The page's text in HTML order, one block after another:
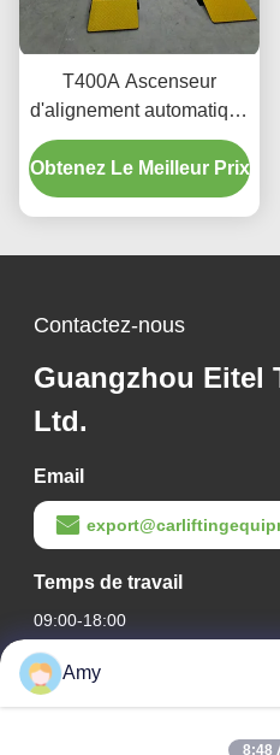
T400A Ascenseur
d'alignement automatique
de précision 380V/220V
avec conception de profil
bas
Obtenez Le Meilleur Prix
Contactez-nous
Guangzhou Eitel
Ltd.
Email
Temps de travail
09:00-18:00
Notre adresse
Amy
8:48